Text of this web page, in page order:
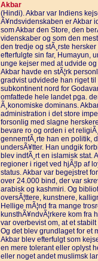
Akbar
(Hindi). Akbar var Indiens
Ã¥ndsvidenskaben er Akbar
som Akbar den Store, den
videnskaber og som den
den tredje og stÃ¸rste
efterfulgte sin far, Humayun,
unge kejser med at udvide
Akbar havde en stÃ¦rk
gradvist udvidede han riget til
subkontinent nord for
omfattede hele landet pga.
Ã¸konomiske dominans.
administration i det store
forsonlig med slagne
bevare ro og orden i et
gennemfÃ¸rte han en politik,
undersÃ¥tter. Han undgik
blev indfÃ¸rt en islamisk stat.
regioner i riget ved hjÃ¦lp af
status. Akbar var begejstret
over 24.000 bind, der var
arabisk og kashmiri. Og
oversÃ¦ttere, kunstnere,
Hellige mÃ¦nd fra mange
kunsthÃ¥ndvÃ¦rkere kom fra
var overbevist om, at et
Og det blev grundlaget for et
Akbar blev efterfulgt som
en mere tolerant eller oplyst
eller noget andet muslimsk